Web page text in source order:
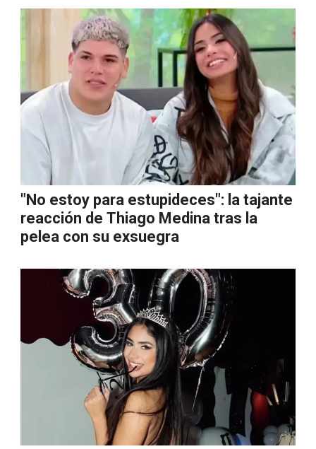
"No estoy para estupideces": la tajante
reacción de Thiago Medina tras la
pelea con su exsuegra